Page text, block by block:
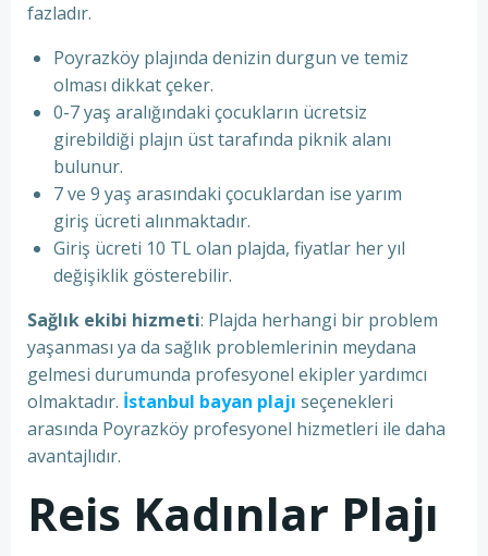
fazladır.
Poyrazköy plajında denizin durgun ve temiz
olması dikkat çeker.
0-7 yaş aralığındaki çocukların ücretsiz
girebildiği plajın üst tarafında piknik alanı
bulunur.
7 ve 9 yaş arasındaki çocuklardan ise yarım
giriş ücreti alınmaktadır.
Giriş ücreti 10 TL olan plajda, fiyatlar her yıl
değişiklik gösterebilir.
Sağlık ekibi hizmeti: Plajda herhangi bir problem
yaşanması ya da sağlık problemlerinin meydana
gelmesi durumunda profesyonel ekipler yardımcı
olmaktadır. İstanbul bayan plajı seçenekleri
arasında Poyrazköy profesyonel hizmetleri ile daha
avantajlıdır.
Reis Kadınlar Plajı